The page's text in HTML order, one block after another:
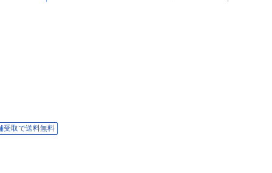
受取で送料無料